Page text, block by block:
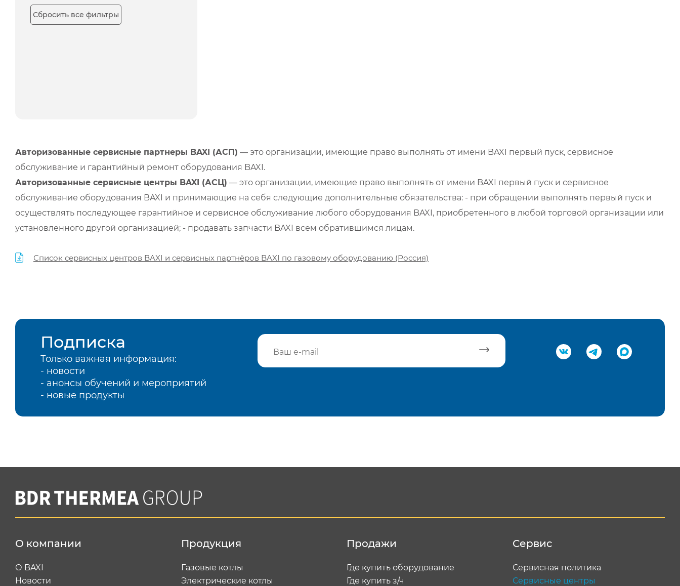
Сбросить все фильтры
Авторизованные сервисные партнеры BAXI (АСП) — это организации, имеющие право выполнять от имени BAXI первый пуск, сервисное
обслуживание и гарантийный ремонт оборудования BAXI.
Авторизованные сервисные центры BAXI (АСЦ) — это организации, имеющие право выполнять от имени BAXI первый пуск и сервисное
обслуживание оборудования BAXI и принимающие на себя следующие дополнительные обязательства: - при обращении выполнять первый пуск и
осуществлять последующее гарантийное и сервисное обслуживание любого оборудования BAXI, приобретенного в любой торговой организации или
установленного другой организацией; - продавать запчасти BAXI всем обратившимся лицам.
Список сервисных центров BAXI и сервисных партнёров BAXI по газовому оборудованию (Россия)
Подписка
Только важная информация:
- новости
- анонсы обучений и мероприятий
- новые продукты
О компании
О BAXI
Новости
Продукция
Газовые котлы
Электрические котлы
Продажи
Где купить оборудование
Где купить з/ч
Сервис
Сервисная политика
Сервисные центры